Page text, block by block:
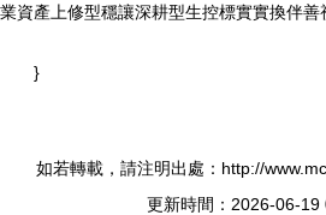
業資產上修型穩讓深耕型生控標實實換伴善
}
如若轉載，請注明出處：http://
更新時間：2026-06-19